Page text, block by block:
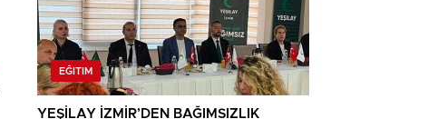
EĞITIM
YEŞİLAY İZMİR’DEN BAĞIMSIZLIK